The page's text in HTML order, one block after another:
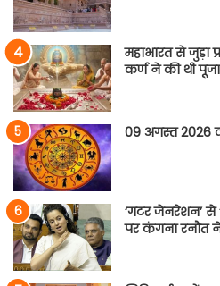
महाभारत से जुड़ा
कर्ण ने की थी
09 अगस्त 2026
‘गटर जेनरेशन’ से
पर कंगना रनौत